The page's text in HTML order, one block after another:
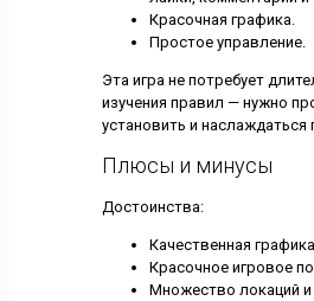
Красочная графика.
Простое управление.
Эта игра не потребует
изучения правил — нужно
установить и наслаждаться
Плюсы и минусы
Достоинства:
Качественная графика.
Красочное игровое
Множество локаций и